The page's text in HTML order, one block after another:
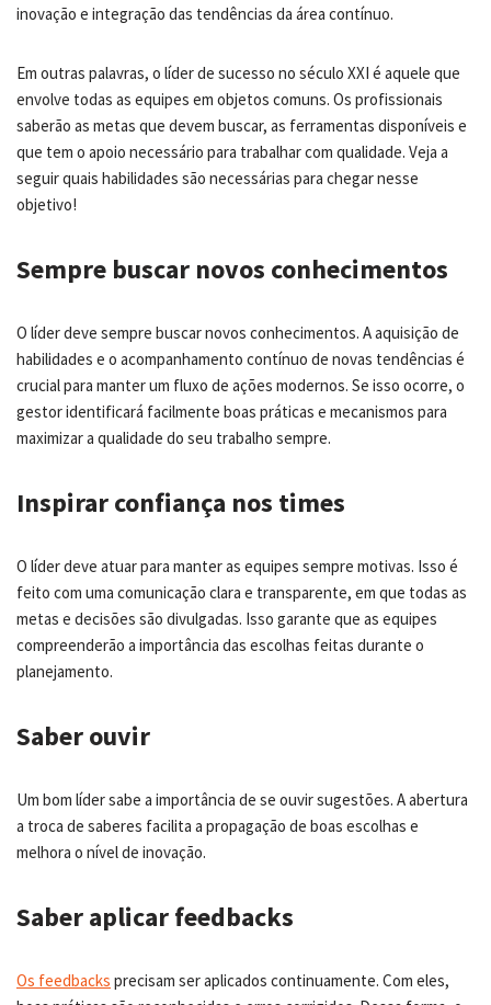
inovação e integração das tendências da área contínuo.
Em outras palavras, o líder de sucesso no século XXI é aquele que
envolve todas as equipes em objetos comuns. Os profissionais
saberão as metas que devem buscar, as ferramentas disponíveis e
que tem o apoio necessário para trabalhar com qualidade. Veja a
seguir quais habilidades são necessárias para chegar nesse
objetivo!
Sempre buscar novos conhecimentos
O líder deve sempre buscar novos conhecimentos. A aquisição de
habilidades e o acompanhamento contínuo de novas tendências é
crucial para manter um fluxo de ações modernos. Se isso ocorre, o
gestor identificará facilmente boas práticas e mecanismos para
maximizar a qualidade do seu trabalho sempre.
Inspirar confiança nos times
O líder deve atuar para manter as equipes sempre motivas. Isso é
feito com uma comunicação clara e transparente, em que todas as
metas e decisões são divulgadas. Isso garante que as equipes
compreenderão a importância das escolhas feitas durante o
planejamento.
Saber ouvir
Um bom líder sabe a importância de se ouvir sugestões. A abertura
a troca de saberes facilita a propagação de boas escolhas e
melhora o nível de inovação.
Saber aplicar feedbacks
Os feedbacks precisam ser aplicados continuamente. Com eles,